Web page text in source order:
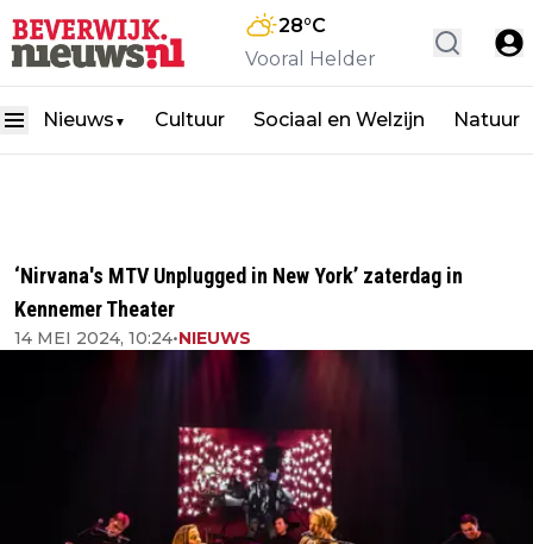
28°C
Vooral Helder
Nieuws ▼ Cultuur Sociaal en Welzijn Natuur
‘Nirvana's MTV Unplugged in New York’ zaterdag in
Kennemer Theater
14 MEI 2024, 10:24•NIEUWS